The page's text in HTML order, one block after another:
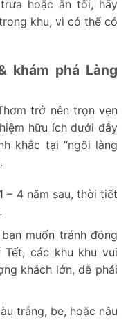
hoặc ăn tối, hãy
khu, vì có thể có
khám phá Làng
trở nên trọn vẹn
hữu ích dưới đây
khắc tại “ngôi làng
– 4 năm sau, thời tiết
muốn tránh đông
các khu khu vui
khách lớn, dễ phải
trắng, be, hoặc nâu